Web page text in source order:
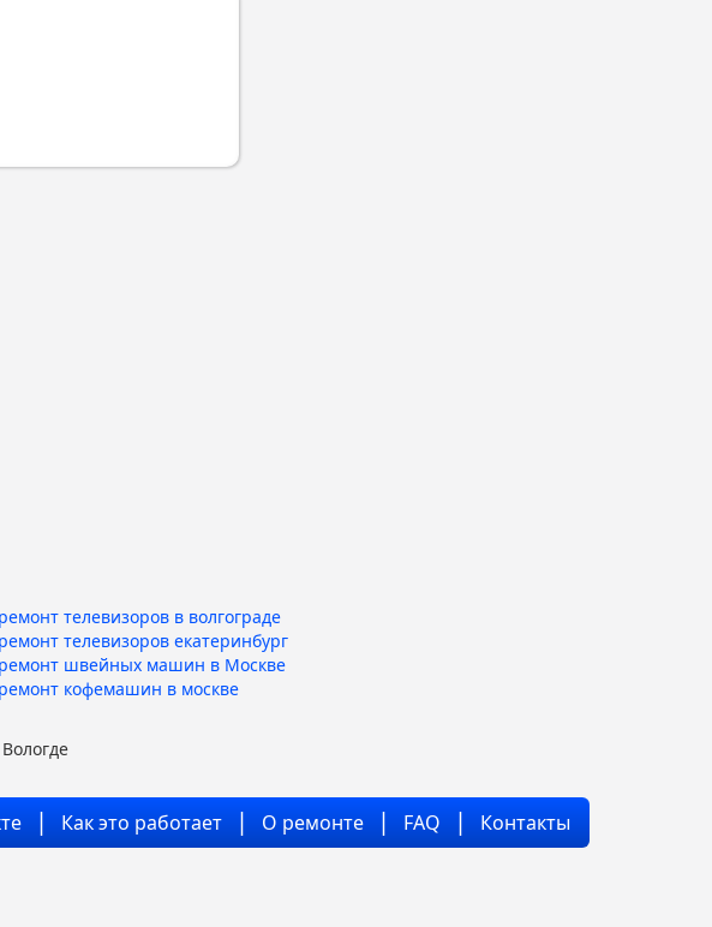
ремонт телевизоров в волгограде
ремонт телевизоров екатеринбург
ремонт швейных машин в Москве
ремонт кофемашин в москве
Как это работает О ремонте FAQ Контакты